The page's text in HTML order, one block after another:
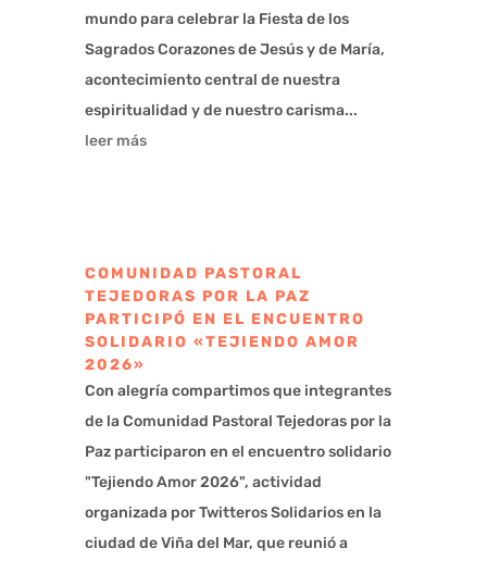
mundo para celebrar la Fiesta de los
Sagrados Corazones de Jesús y de María,
acontecimiento central de nuestra
espiritualidad y de nuestro carisma...
leer más
COMUNIDAD PASTORAL
TEJEDORAS POR LA PAZ
PARTICIPÓ EN EL ENCUENTRO
SOLIDARIO «TEJIENDO AMOR
2026»
Con alegría compartimos que integrantes
de la Comunidad Pastoral Tejedoras por la
Paz participaron en el encuentro solidario
"Tejiendo Amor 2026", actividad
organizada por Twitteros Solidarios en la
ciudad de Viña del Mar, que reunió a